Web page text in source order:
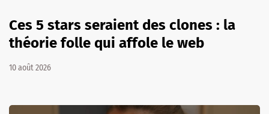
Ces 5 stars seraient des clones : la
théorie folle qui affole le web
10 août 2026